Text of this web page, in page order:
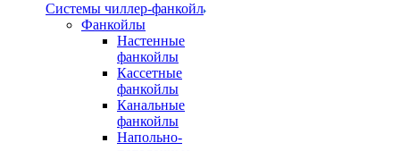
Системы чиллер-фанкойл
Фанкойлы
Настенные
фанкойлы
Кассетные
фанкойлы
Канальные
фанкойлы
Напольно-